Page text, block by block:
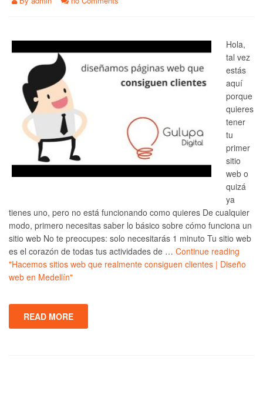
Hola,
tal vez
estás
aquí
porque
quieres
tener
tu
primer
sitio
web o
quizá
ya
tienes uno, pero no está funcionando como quieres De cualquier
modo, primero necesitas saber lo básico sobre cómo funciona un
sitio web No te preocupes: solo necesitarás 1 minuto Tu sitio web
es el corazón de todas tus actividades de … Continue reading
"Hacemos sitios web que realmente consiguen clientes | Diseño
web en Medellín"
READ MORE